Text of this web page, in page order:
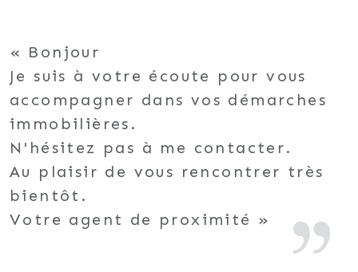
Bonjour
Je suis à votre écoute pour vous
accompagner dans vos démarches
immobilières.
N'hésitez pas à me contacter.
Au plaisir de vous rencontrer très
bientôt.
Votre agent de proximité